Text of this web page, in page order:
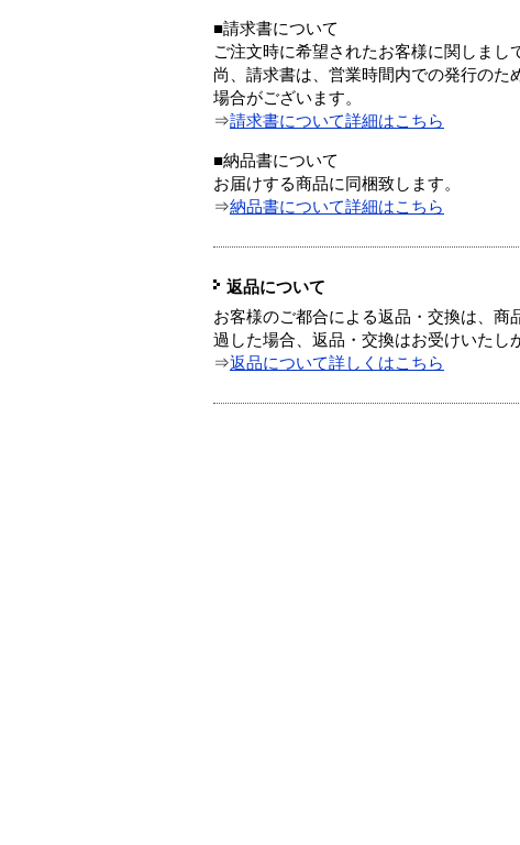
■請求書について
ご注文時に希望されたお客様に関しまし
尚、請求書は、営業時間内での発行のた
場合がございます。
⇒請求書について詳細はこちら
■納品書について
お届けする商品に同梱致します。
⇒納品書について詳細はこちら
返品について
お客様のご都合による返品・交換は、
過した場合、返品・交換はお受けいたし
⇒返品について詳しくはこちら